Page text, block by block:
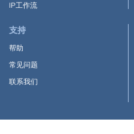
IP工作流
支持
帮助
常见问题
联系我们